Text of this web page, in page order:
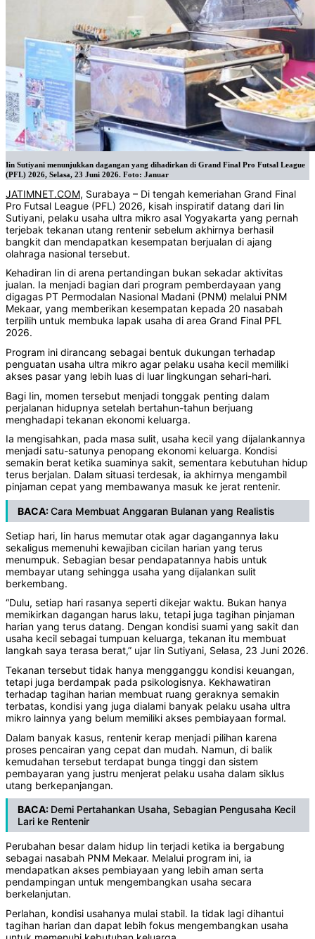
Iin Sutiyani menunjukkan dagangan yang dihadirkan di Grand Final Pro Futsal League
(PFL) 2026, Selasa, 23 Juni 2026. Foto: Januar
JATIMNET.COM, Surabaya – Di tengah kemeriahan Grand Final
Pro Futsal League (PFL) 2026, kisah inspiratif datang dari Iin
Sutiyani, pelaku usaha ultra mikro asal Yogyakarta yang pernah
terjebak tekanan utang rentenir sebelum akhirnya berhasil
bangkit dan mendapatkan kesempatan berjualan di ajang
olahraga nasional tersebut.
Kehadiran Iin di arena pertandingan bukan sekadar aktivitas
jualan. Ia menjadi bagian dari program pemberdayaan yang
digagas PT Permodalan Nasional Madani (PNM) melalui PNM
Mekaar, yang memberikan kesempatan kepada 20 nasabah
terpilih untuk membuka lapak usaha di area Grand Final PFL
2026.
Program ini dirancang sebagai bentuk dukungan terhadap
penguatan usaha ultra mikro agar pelaku usaha kecil memiliki
akses pasar yang lebih luas di luar lingkungan sehari-hari.
Bagi Iin, momen tersebut menjadi tonggak penting dalam
perjalanan hidupnya setelah bertahun-tahun berjuang
menghadapi tekanan ekonomi keluarga.
Ia mengisahkan, pada masa sulit, usaha kecil yang dijalankannya
menjadi satu-satunya penopang ekonomi keluarga. Kondisi
semakin berat ketika suaminya sakit, sementara kebutuhan hidup
terus berjalan. Dalam situasi terdesak, ia akhirnya mengambil
pinjaman cepat yang membawanya masuk ke jerat rentenir.
BACA:Cara Membuat Anggaran Bulanan yang Realistis
Setiap hari, Iin harus memutar otak agar dagangannya laku
sekaligus memenuhi kewajiban cicilan harian yang terus
menumpuk. Sebagian besar pendapatannya habis untuk
membayar utang sehingga usaha yang dijalankan sulit
berkembang.
“Dulu, setiap hari rasanya seperti dikejar waktu. Bukan hanya
memikirkan dagangan harus laku, tetapi juga tagihan pinjaman
harian yang terus datang. Dengan kondisi suami yang sakit dan
usaha kecil sebagai tumpuan keluarga, tekanan itu membuat
langkah saya terasa berat,” ujar Iin Sutiyani, Selasa, 23 Juni 2026.
Tekanan tersebut tidak hanya mengganggu kondisi keuangan,
tetapi juga berdampak pada psikologisnya. Kekhawatiran
terhadap tagihan harian membuat ruang geraknya semakin
terbatas, kondisi yang juga dialami banyak pelaku usaha ultra
mikro lainnya yang belum memiliki akses pembiayaan formal.
Dalam banyak kasus, rentenir kerap menjadi pilihan karena
proses pencairan yang cepat dan mudah. Namun, di balik
kemudahan tersebut terdapat bunga tinggi dan sistem
pembayaran yang justru menjerat pelaku usaha dalam siklus
utang berkepanjangan.
BACA: Demi Pertahankan Usaha, Sebagian Pengusaha Kecil
Lari ke Rentenir
Perubahan besar dalam hidup Iin terjadi ketika ia bergabung
sebagai nasabah PNM Mekaar. Melalui program ini, ia
mendapatkan akses pembiayaan yang lebih aman serta
pendampingan untuk mengembangkan usaha secara
berkelanjutan.
Perlahan, kondisi usahanya mulai stabil. Ia tidak lagi dihantui
tagihan harian dan dapat lebih fokus mengembangkan usaha